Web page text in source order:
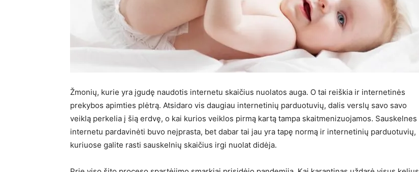
Žmonių, kurie yra įgudę naudotis internetu skaičius nuolatos auga. O tai reiškia ir internetinės
prekybos apimties plėtrą. Atsidaro vis daugiau internetinių parduotuvių, dalis verslų savo savo
veiklą perkelia į šią erdvę, o kai kurios veiklos pirmą kartą tampa skaitmenizuojamos. Sauskelnes
internetu pardavinėti buvo neįprasta, bet dabar tai jau yra tapę normą ir internetinių parduotuvių,
kuriuose galite rasti sauskelnių skaičius irgi nuolat didėja.